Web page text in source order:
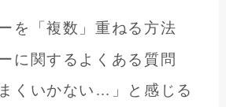
を「複数」重ねる方法
に関するよくある質問
まくいかない…」と感じる